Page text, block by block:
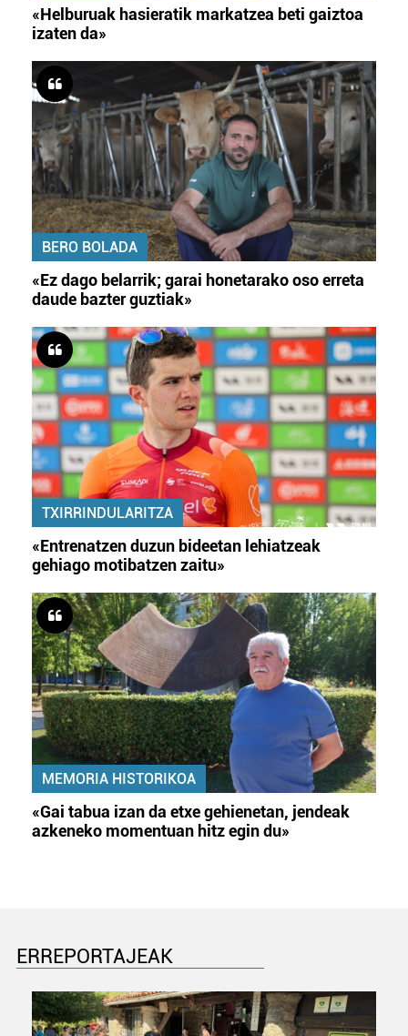
«Helburuak hasieratik markatzea beti gaiztoa
izaten da»
BERO BOLADA
«Ez dago belarrik; garai honetarako oso erreta
daude bazter guztiak»
TXIRRINDULARITZA
«Entrenatzen duzun bideetan lehiatzeak
gehiago motibatzen zaitu»
MEMORIA HISTORIKOA
«Gai tabua izan da etxe gehienetan, jendeak
azkeneko momentuan hitz egin du»
ERREPORTAJEAK